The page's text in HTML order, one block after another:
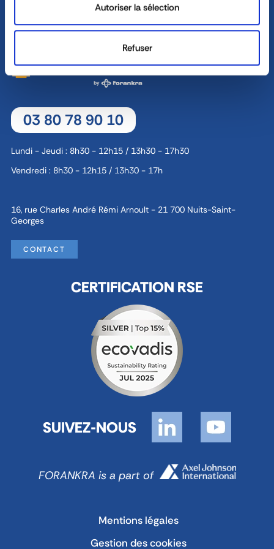
Autoriser la sélection
Refuser
DEMANDE DE DEVIS
03 80 78 90 10
Lundi - Jeudi : 8h30 - 12h15 / 13h30 - 17h30
Vendredi : 8h30 - 12h15 / 13h30 - 17h
16, rue Charles André Rémi Arnoult - 21 700 Nuits-Saint-
Georges
CONTACT
CERTIFICATION RSE
SUIVEZ-NOUS
FORANKRA is a part of
Mentions légales
Gestion des cookies